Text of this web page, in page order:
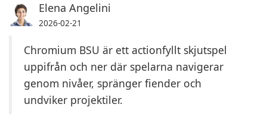
Elena Angelini
2026-02-21
Chromium BSU är ett actionfyllt skjutspel
uppifrån och ner där spelarna navigerar
genom nivåer, spränger fiender och
undviker projektiler.